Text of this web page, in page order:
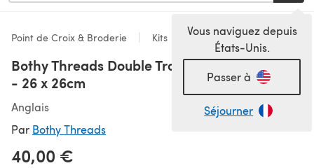
Vous naviguez depuis
États-Unis.
Passer à
Séjourner
Point de Croix & Broderie Kits
Bothy Threads Double Trouble Cross Stitch Kit
- 26 x 26cm
Anglais
Par Bothy Threads
40,00 €